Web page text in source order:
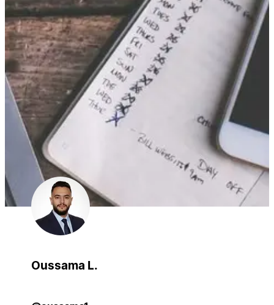
Oussama L.